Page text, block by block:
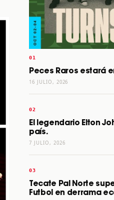
Peces Raros estará
16 JULIO, 2026
El legendario Elton
país.
7 JULIO, 2026
Tecate Pal Norte
Futbol en derrama